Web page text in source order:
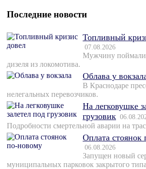
Последние новости
Топливный
07.08.2026
Мужчину поймали
дизеля из локомотива.
Облава у
В Краснодаре
нелегальных перевозчиков.
На легковушке
грузовик
Подробности смертельной аварии на
Оплата стоянок
06.08.2026
Запущен новый
муниципальных парковок закрытого